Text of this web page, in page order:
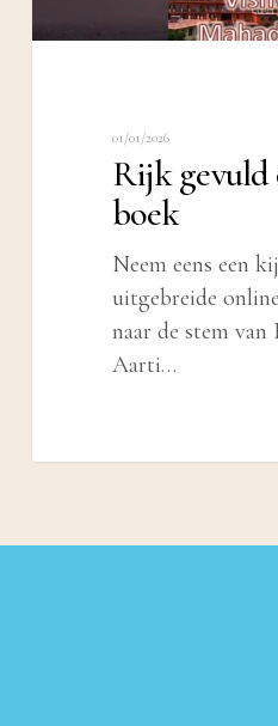
01/01/2026
Rijk gevuld
boek
Neem eens een
uitgebreide
naar de stem van
Aarti…